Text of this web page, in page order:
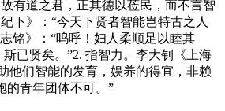
故有道之君，正其德以莅民，而不言智
下》：“今天下贤者智能岂特古之人
铭》：“呜呼！妇人柔顺足以睦其
已贤矣。”2. 指智力。李大钊《上海
他们智能的发育，娱养的得宜，非赖
的青年团体不可。”